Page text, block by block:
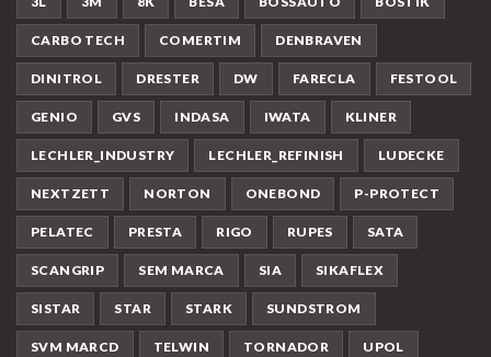
CARBO TECH COMERTIM DENBRAVEN
DINITROL DRESTER DW FARECLA FESTOOL
GENIO GVS INDASA IWATA KLINER
LECHLER_INDUSTRY LECHLER_REFINISH LUDECKE
NEXTZETT NORTON ONEBOND P-PROTECT
PELATEC PRESTA RIGO RUPES SATA
SCANGRIP SEM MARCA SIA SIKAFLEX
SISTAR STAR STARK SUNDSTROM
SVM MARCD TELWIN TORNADOR UPOL